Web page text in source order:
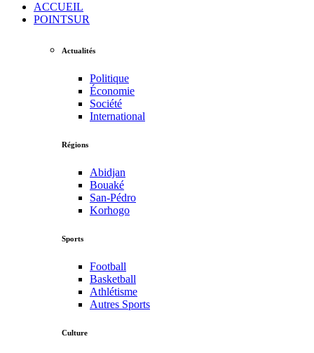
ACCUEIL
POINTSUR
Actualités
Politique
Économie
Société
International
Régions
Abidjan
Bouaké
San-Pédro
Korhogo
Sports
Football
Basketball
Athlétisme
Autres Sports
Culture